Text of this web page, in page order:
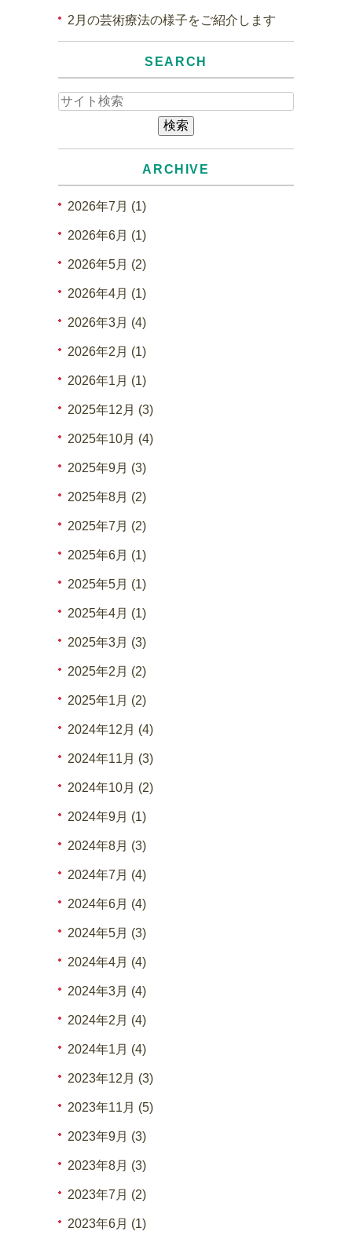
2月の芸術療法の様子をご紹介します
SEARCH
ARCHIVE
2026年7月 (1)
2026年6月 (1)
2026年5月 (2)
2026年4月 (1)
2026年3月 (4)
2026年2月 (1)
2026年1月 (1)
2025年12月 (3)
2025年10月 (4)
2025年9月 (3)
2025年8月 (2)
2025年7月 (2)
2025年6月 (1)
2025年5月 (1)
2025年4月 (1)
2025年3月 (3)
2025年2月 (2)
2025年1月 (2)
2024年12月 (4)
2024年11月 (3)
2024年10月 (2)
2024年9月 (1)
2024年8月 (3)
2024年7月 (4)
2024年6月 (4)
2024年5月 (3)
2024年4月 (4)
2024年3月 (4)
2024年2月 (4)
2024年1月 (4)
2023年12月 (3)
2023年11月 (5)
2023年9月 (3)
2023年8月 (3)
2023年7月 (2)
2023年6月 (1)